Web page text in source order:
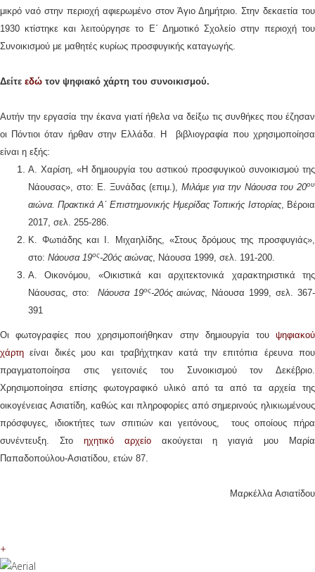
μικρό ναό στην περιοχή αφιερωμένο στον Άγιο Δημήτριο. Στην δεκαετία του
1930 κτίστηκε και λειτούργησε το Ε΄ Δημοτικό Σχολείο στην περιοχή του
Συνοικισμού με μαθητές κυρίως προσφυγικής καταγωγής.
Δείτε εδώ τον ψηφιακό χάρτη του συνοικισμού.
Αυτήν την εργασία την έκανα γιατί ήθελα να δείξω τις συνθήκες που έζησαν
οι Πόντιοι όταν ήρθαν στην Ελλάδα. Η βιβλιογραφία που χρησιμοποίησα
είναι η εξής:
Α. Χαρίση, «Η δημιουργία του αστικού προσφυγικού συνοικισμού της
Νάουσας», στο: Ε. Ξυνάδας (επιμ.), Μιλάμε για την Νάουσα του 20ου
αιώνα. Πρακτικά Α΄ Επιστημονικής Ημερίδας Τοπικής Ιστορίας, Βέροια
2017, σελ. 255-286.
Κ. Φωτιάδης και Ι. Μιχαηλίδης, «Στους δρόμους της προσφυγιάς»,
στο: Νάουσα 19ος-20ός αιώνας, Νάουσα 1999, σελ. 191-200.
Α. Οικονόμου, «Οικιστικά και αρχιτεκτονικά χαρακτηριστικά της
Νάουσας, στο: Νάουσα 19ος-20ός αιώνας, Νάουσα 1999, σελ. 367-
391
Οι φωτογραφίες που χρησιμοποιήθηκαν στην δημιουργία του ψηφιακού
χάρτη είναι δικές μου και τραβήχτηκαν κατά την επιτόπια έρευνα που
πραγματοποίησα στις γειτονιές του Συνοικισμού τον Δεκέβριο.
Χρησιμοποίησα επίσης φωτογραφικό υλικό από τα από τα αρχεία της
οικογένειας Ασιατίδη, καθώς και πληροφορίες από σημερινούς ηλικιωμένους
πρόσφυγες, ιδιοκτήτες των σπιτιών και γειτόνους, τους οποίους πήρα
συνέντευξη. Στο ηχητικό αρχείοακούγεται η γιαγιά μου Μαρία
Παπαδοπούλου-Ασιατίδου, ετών 87.
Μαρκέλλα Ασιατίδου
+